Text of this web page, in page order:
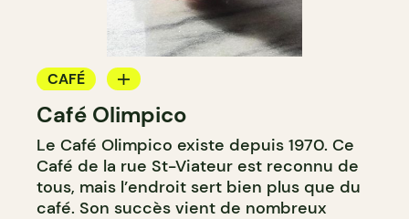
CAFÉ
COMPTOIR
Café Olimpico
Le Café Olimpico existe depuis 1970. Ce
Café de la rue St-Viateur est reconnu de
tous, mais l’endroit sert bien plus que du
café. Son succès vient de nombreux